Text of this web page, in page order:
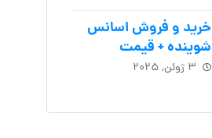
خرید و فروش اسانس
شوینده + قیمت
۳ ژوئن, ۲۰۲۵